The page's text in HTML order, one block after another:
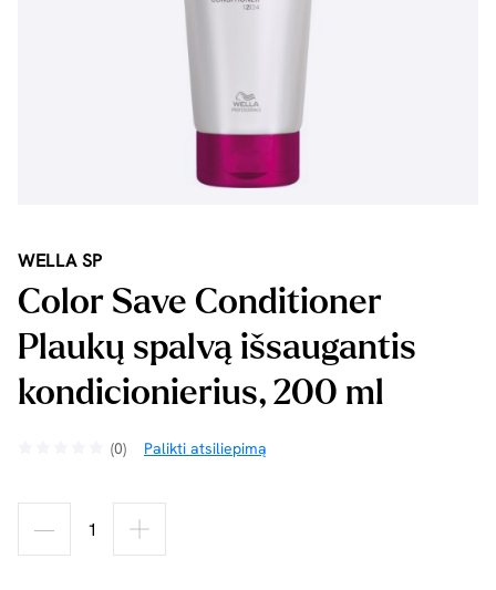
WELLA SP
Color Save Conditioner
Plaukų spalvą išsaugantis
kondicionierius, 200 ml
(0) Palikti atsiliepimą